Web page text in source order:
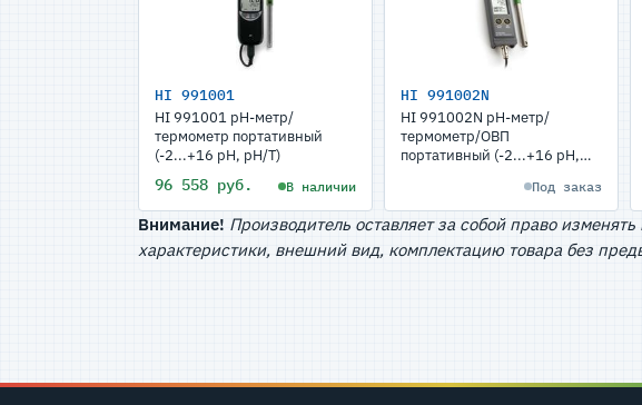
HI 991001
HI 991001 pH-метр/
термометр портативный
(-2...+16 pH, pH/T)
96 558 руб. В наличии
HI 991002N
HI 991002N рН-метр/
термометр/ОВП
портативный (-2...+16 pH,
Под заказ
Внимание! Производитель оставляет за собой право
характеристики, внешний вид, комплектацию товара без